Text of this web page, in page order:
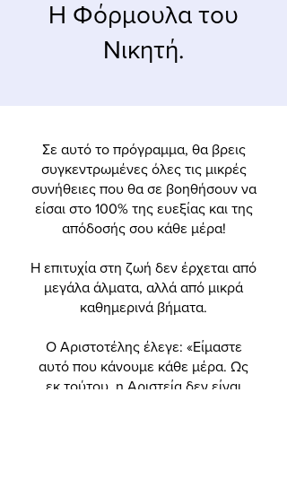
Η Φόρμουλα του
Νικητή.
Σε αυτό το πρόγραμμα, θα βρεις
συγκεντρωμένες όλες τις μικρές
συνήθειες που θα σε βοηθήσουν να
είσαι στο 100% της ευεξίας και της
απόδοσής σου κάθε μέρα!
Η επιτυχία στη ζωή δεν έρχεται από
μεγάλα άλματα, αλλά από μικρά
καθημερινά βήματα.
Ο Αριστοτέλης έλεγε: «Είμαστε
αυτό που κάνουμε κάθε μέρα. Ως
εκ τούτου, η Αριστεία δεν είναι